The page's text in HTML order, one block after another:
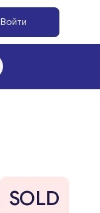
Войти
SOLD